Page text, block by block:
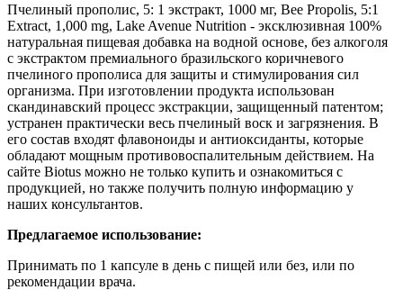
Пчелиный прополис, 5: 1 экстракт, 1000 мг, Bee Propolis, 5:1
Extract, 1,000 mg, Lake Avenue Nutrition - эксклюзивная 100%
натуральная пищевая добавка на водной основе, без алкоголя
с экстрактом премиального бразильского коричневого
пчелиного прополиса для защиты и стимулирования сил
организма. При изготовлении продукта использован
скандинавский процесс экстракции, защищенный патентом;
устранен практически весь пчелиный воск и загрязнения. В
его состав входят флавоноиды и антиоксиданты, которые
обладают мощным противовоспалительным действием. На
сайте Biotus можно не только купить и ознакомиться с
продукцией, но также получить полную информацию у
наших консультантов.
Предлагаемое использование:
Принимать по 1 капсуле в день с пищей или без, или по
рекомендации врача.